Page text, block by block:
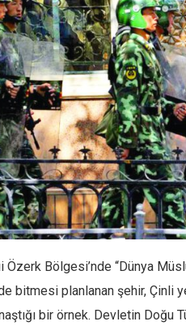
Özerk Bölgesi’nde “Dünya
bitmesi planlanan şehir,
bir örnek. Devletin Doğu